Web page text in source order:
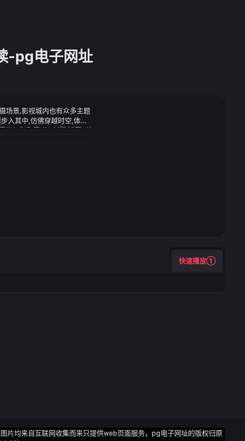
-pg电子网址
场景,影视城内也有众多主题
入其中,仿佛穿越时空,体验
境地感受戏剧魅力这支年兽
高、湿度最大、闷热感最强
快速播放①
片均来自互联网收集而来只提供web页面服务，pg电子网址的版权归原